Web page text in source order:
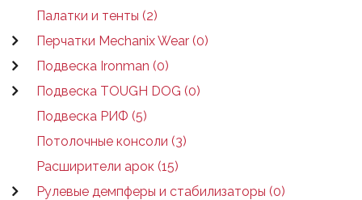
Палатки и тенты (2)
Перчатки Mechanix Wear (0)
Подвеска Ironman (0)
Подвеска TOUGH DOG (0)
Подвеска РИФ (5)
Потолочные консоли (3)
Расширители арок (15)
Рулевые демпферы и стабилизаторы (0)